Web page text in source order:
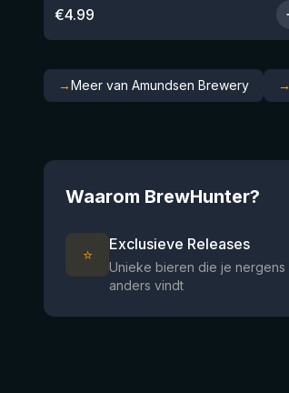
€4.99
→Meer van Amundsen Brewery →
Waarom BrewHunter?
⭐
Exclusieve Releases
Unieke bieren die je nergens
anders vindt